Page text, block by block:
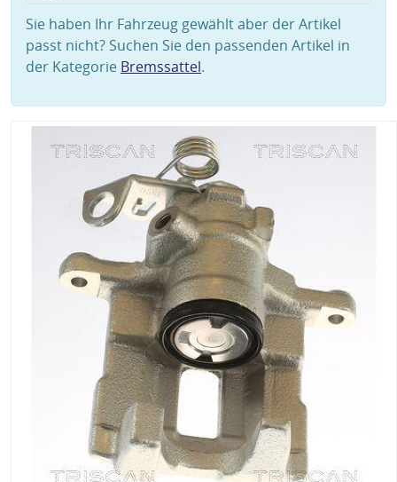
Sie haben Ihr Fahrzeug gewählt aber der Artikel
passt nicht? Suchen Sie den passenden Artikel in
der Kategorie Bremssattel.